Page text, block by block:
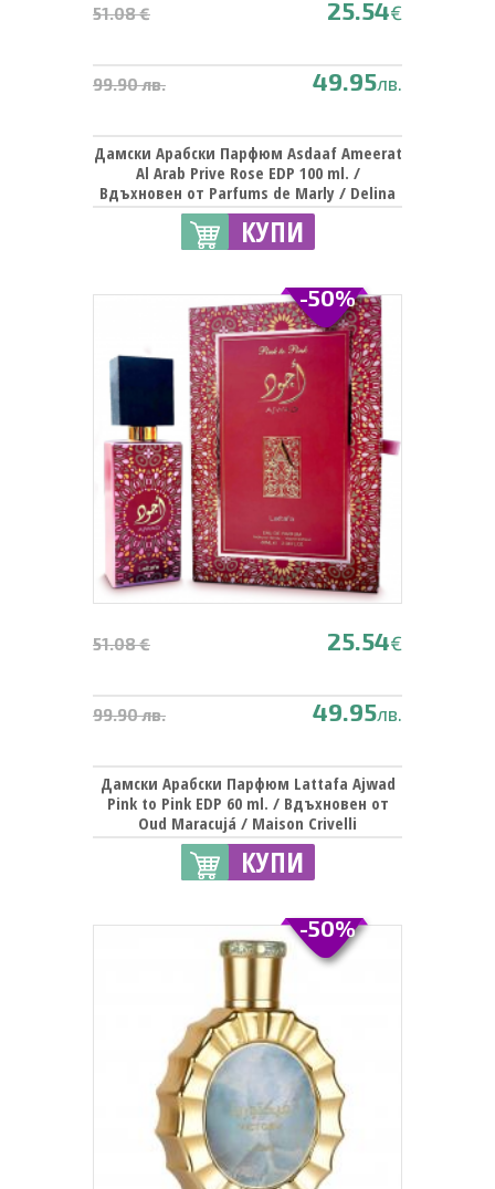
51.08 € 25.54€
99.90 лв. 49.95лв.
Дамски Арабски Парфюм Asdaaf Ameerat
Al Arab Prive Rose EDP 100 ml. /
Вдъхновен от Parfums de Marly / Delina
Exclusif
КУПИ
51.08 € 25.54€
99.90 лв. 49.95лв.
Дамски Арабски Парфюм Lattafa Ajwad
Pink to Pink EDP 60 ml. / Вдъхновен от
Oud Maracujá / Maison Crivelli
КУПИ
-50%
-50%